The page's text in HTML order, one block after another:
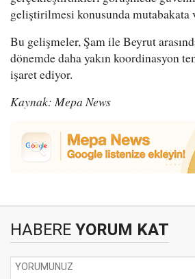
geliştirilmesi konusunda mutabakata
Bu gelişmeler, Şam ile Beyrut
dönemde daha yakın koordinasyon
işaret ediyor.
Kaynak: Mepa News
HABERE YORUM KAT